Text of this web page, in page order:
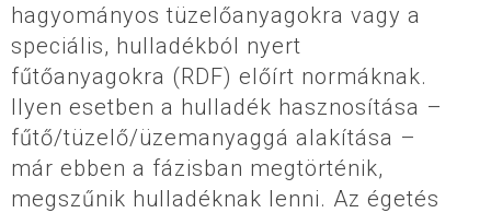
hagyományos tüzelőanyagokra vagy a
speciális, hulladékból nyert
fűtőanyagokra (RDF) előírt normáknak.
Ilyen esetben a hulladék hasznosítása –
fűtő/tüzelő/üzemanyaggá alakítása –
már ebben a fázisban megtörténik,
megszűnik hulladéknak lenni. Az égetés